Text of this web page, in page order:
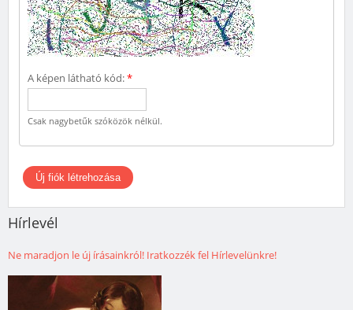
A képen látható kód:*
Csak nagybetűk szóközök nélkül.
Hírlevél
Ne maradjon le új írásainkról! Iratkozzék fel Hírlevelünkre!